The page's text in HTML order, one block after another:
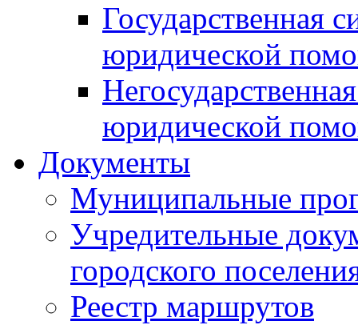
Государственная
юридической
юридической
Документы
Муниципальные
Учредительные
городского
Реестр маршрутов